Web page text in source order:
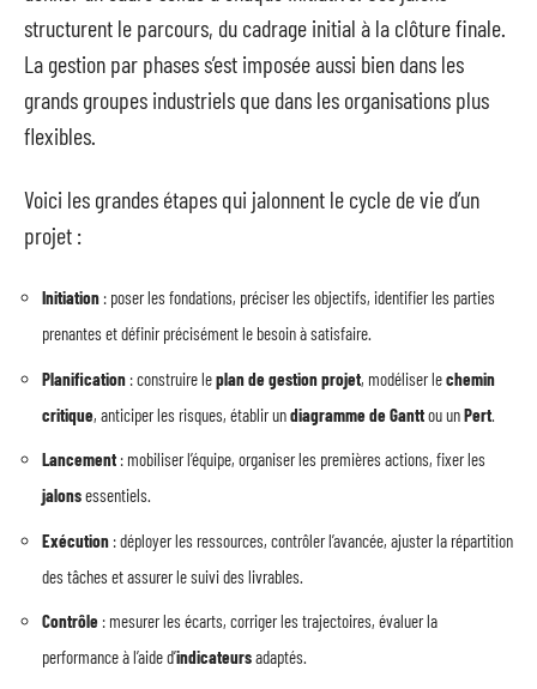
structurent le parcours, du cadrage initial à la clôture finale.
La gestion par phases s’est imposée aussi bien dans les
grands groupes industriels que dans les organisations plus
flexibles.
Voici les grandes étapes qui jalonnent le cycle de vie d’un
projet :
Initiation : poser les fondations, préciser les objectifs, identifier les parties
prenantes et définir précisément le besoin à satisfaire.
Planification : construire leplan de gestion projet, modéliser lechemin
critique, anticiper les risques, établir undiagramme de Ganttou unPert
Lancement : mobiliser l’équipe, organiser les premières actions, fixer les
jalonsessentiels.
Exécution : déployer les ressources, contrôler l’avancée, ajuster la répartition
des tâches et assurer le suivi des livrables.
Contrôle : mesurer les écarts, corriger les trajectoires, évaluer la
performance à l’aide d’indicateursadaptés.